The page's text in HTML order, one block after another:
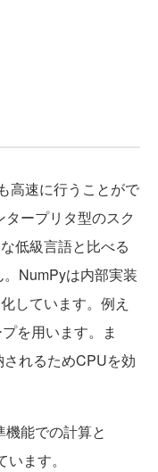
高速に行うことがで
ープリタ型のスク
低級言語と比べる
NumPyは内部実装
しています。例え
を用います。ま
れるためCPUを効
能での計算と
ます。